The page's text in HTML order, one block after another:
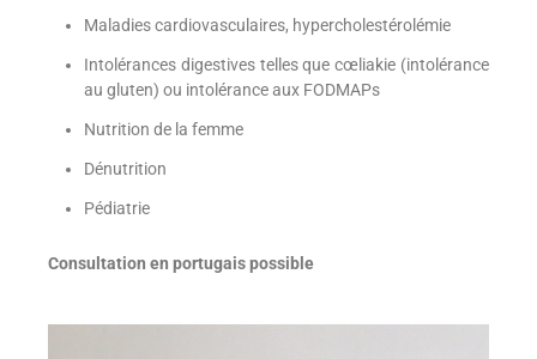
Maladies cardiovasculaires, hypercholestérolémie
Intolérances digestives telles que cœliakie (intolérance
au gluten) ou intolérance aux FODMAPs
Nutrition de la femme
Dénutrition
Pédiatrie
Consultation en portugais possible